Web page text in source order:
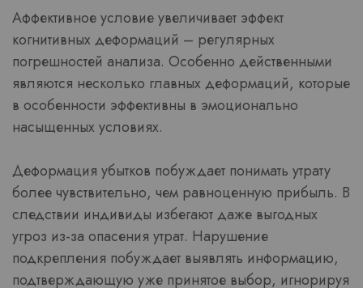
Аффективное условие увеличивает эффект
когнитивных деформаций – регулярных
погрешностей анализа. Особенно действенными
являются несколько главных деформаций, которые
в особенности эффективны в эмоционально
насыщенных условиях.
Деформация убытков побуждает понимать утрату
более чувствительно, чем равноценную прибыль. В
следствии индивиды избегают даже выгодных
угроз из-за опасения утрат. Нарушение
подкрепления побуждает выявлять информацию,
подтверждающую уже принятое выбор, игнорируя